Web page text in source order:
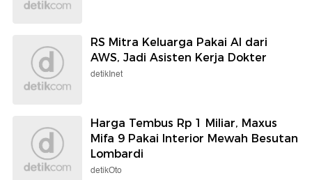
RS Mitra Keluarga Pakai AI dari
AWS, Jadi Asisten Kerja Dokter
detikInet
Harga Tembus Rp 1 Miliar, Maxus
Mifa 9 Pakai Interior Mewah Besutan
Lombardi
detikOto